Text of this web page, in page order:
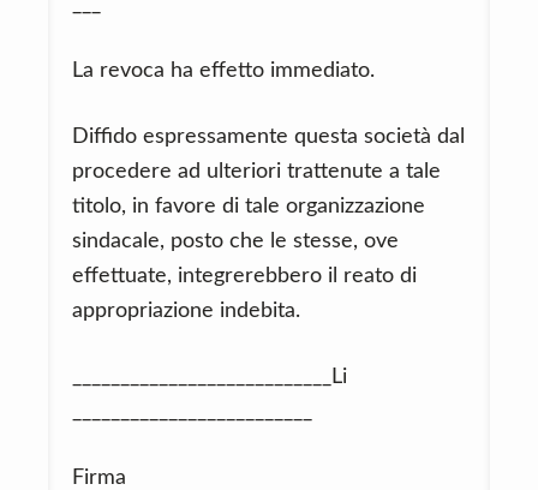
La revoca ha effetto immediato.
Diffido espressamente questa società dal
procedere ad ulteriori trattenute a tale
titolo, in favore di tale organizzazione
sindacale, posto che le stesse, ove
effettuate, integrerebbero il reato di
appropriazione indebita.
___________________________Li
Firma